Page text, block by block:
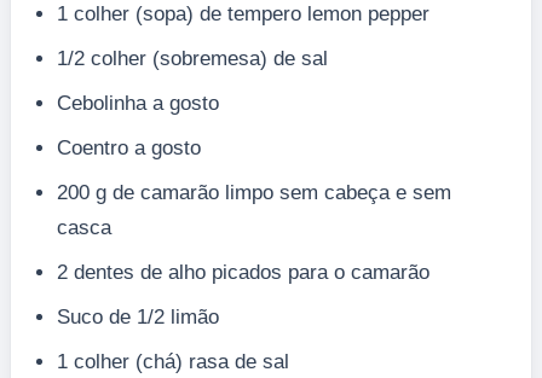
1 colher (sopa) de tempero lemon pepper
1/2 colher (sobremesa) de sal
Cebolinha a gosto
Coentro a gosto
200 g de camarão limpo sem cabeça e sem
casca
2 dentes de alho picados para o camarão
Suco de 1/2 limão
1 colher (chá) rasa de sal